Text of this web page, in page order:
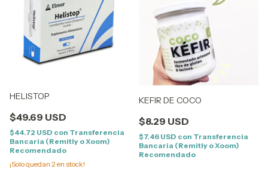
HELISTOP
$49.69 USD
$44.72 USD con Transferencia
Bancaria (Remitly o Xoom)
Recomendado
¡Solo quedan 2 en stock!
KEFIR DE COCO
$8.29 USD
$7.46 USD con Transferencia
Bancaria (Remitly o Xoom)
Recomendado